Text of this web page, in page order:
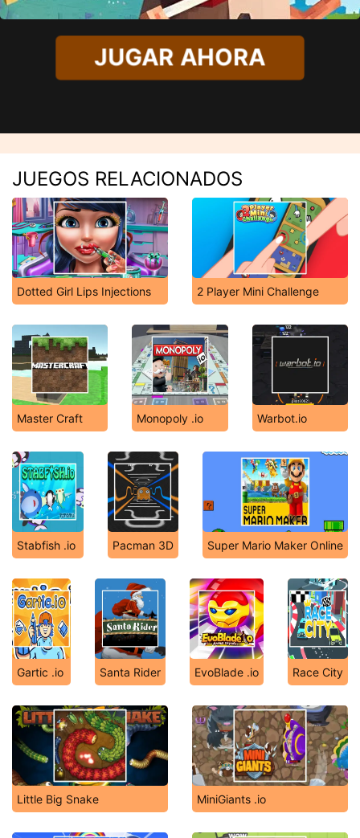
JUGAR AHORA
JUEGOS RELACIONADOS
Dotted Girl Lips Injections 2 Player Mini Challenge
Master Craft Monopoly .io Warbot.io
Stabfish .io Pacman 3D Super Mario Maker Online
Gartic .io Santa Rider EvoBlade .io Race City
Little Big Snake MiniGiants .io